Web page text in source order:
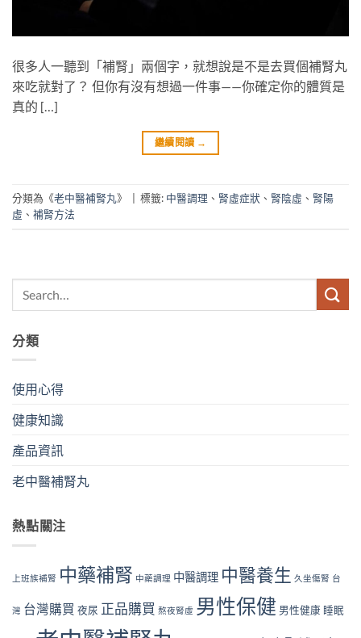
很多人一聽到「補腎」兩個字，就想說是不是去買個補腎丸
來吃就對了？ 但你有沒有想過一件事——你確定你的體質是
真的 […]
繼續閱讀 →
分類為《老中醫補腎丸》 標籤: 中醫調理 、 腎虛症狀 、 腎陰虛 、 腎陽
虛 、 補腎方法
分類
使用心得
健康知識
產品資訊
老中醫補腎丸
熱點關注
上班族補腎 中藥補腎 中藥調理 中醫調理 中醫養生 久坐傷腎 台
灣 台灣購買 夜尿 正品購買 熬夜腎虛 男性保健 男性健康 睡眠